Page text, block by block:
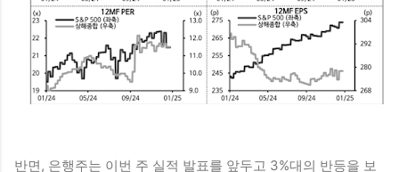
반면, 은행주는 이번 주 실적 발표를 앞두고 3%대의 반등을 보